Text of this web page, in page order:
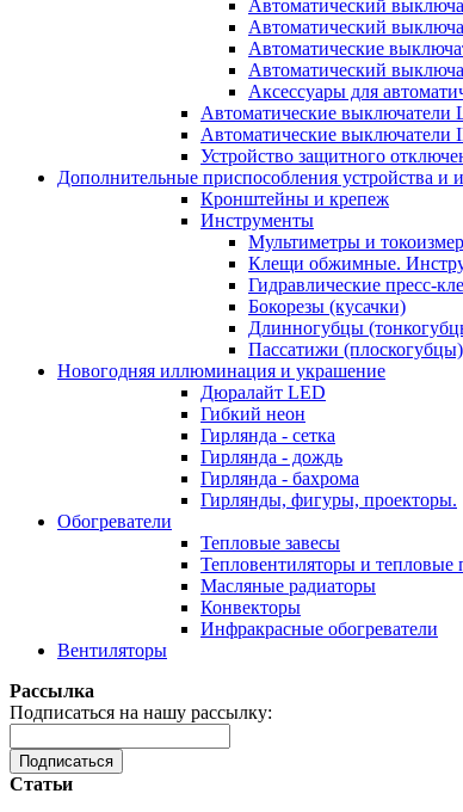
Автоматический
Автоматический
Автоматические
Автоматический
Аксессуары для
Автоматические выключатели
Автоматические выключатели
Устройство защитного
Дополнительные приспособления устройства и
Кронштейны и крепеж
Инструменты
Мультиметры и
Клещи обжимные.
Гидравлические пресс-
Бокорезы (кусачки)
Длинногубцы
Пассатижи (плоскогубцы)
Новогодняя иллюминация и украшение
Дюралайт LED
Гибкий неон
Гирлянда - сетка
Гирлянда - дождь
Гирлянда - бахрома
Гирлянды, фигуры, проекторы.
Обогреватели
Тепловые завесы
Тепловентиляторы и тепловые
Масляные радиаторы
Конвекторы
Инфракрасные обогреватели
Вентиляторы
Рассылка
Подписаться на нашу рассылку:
Подписаться
Статьи